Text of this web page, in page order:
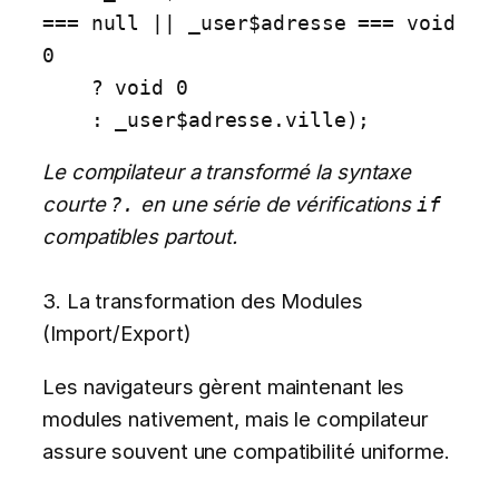
=== null || _user$adresse === void
0
    : _user$adresse.ville);
Le compilateur a transformé la syntaxe
courte ?. en une série de vérificationsif
compatibles partout.
3. La transformation des Modules
(Import/Export)
Les navigateurs gèrent maintenant les
modules nativement, mais le compilateur
assure souvent une compatibilité uniforme.